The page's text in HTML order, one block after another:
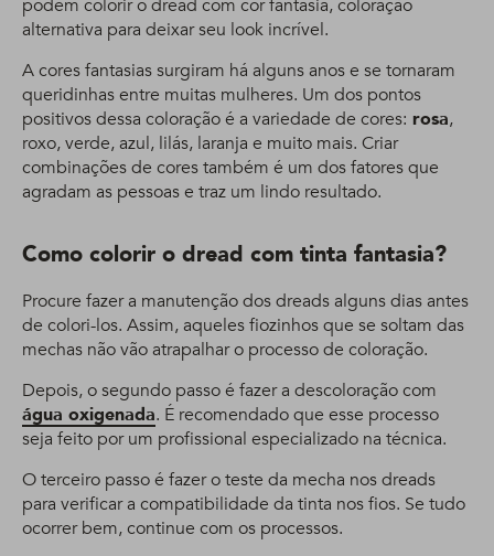
podem colorir o dread com cor fantasia, coloração
alternativa para deixar seu look incrível.
A cores fantasias surgiram há alguns anos e se tornaram
queridinhas entre muitas mulheres. Um dos pontos
positivos dessa coloração é a variedade de cores: rosa,
roxo, verde, azul, lilás, laranja e muito mais. Criar
combinações de cores também é um dos fatores que
agradam as pessoas e traz um lindo resultado.
Como colorir o dread com tinta fantasia?
Procure fazer a manutenção dos dreads alguns dias antes
de colori-los. Assim, aqueles fiozinhos que se soltam das
mechas não vão atrapalhar o processo de coloração.
Depois, o segundo passo é fazer a descoloração com
água oxigenada. É recomendado que esse processo
seja feito por um profissional especializado na técnica.
O terceiro passo é fazer o teste da mecha nos dreads
para verificar a compatibilidade da tinta nos fios. Se tudo
ocorrer bem, continue com os processos.